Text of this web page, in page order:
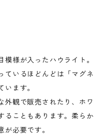
様が入ったハウライト。
ているほどんどは「マグネ
ます。
外観で販売されたり、ホワ
ることもあります。柔らか
必要です。